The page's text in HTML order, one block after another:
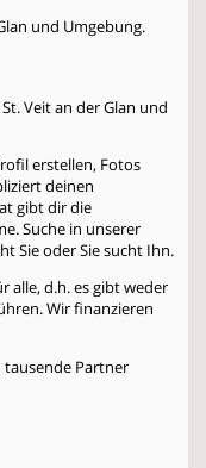
und Umgebung.
Veit an der Glan und
erstellen, Fotos
deinen
gibt dir die
Suche in unserer
SieoderSie sucht Ihn.
alle, d.h. es gibt weder
Wir finanzieren
tausende Partner